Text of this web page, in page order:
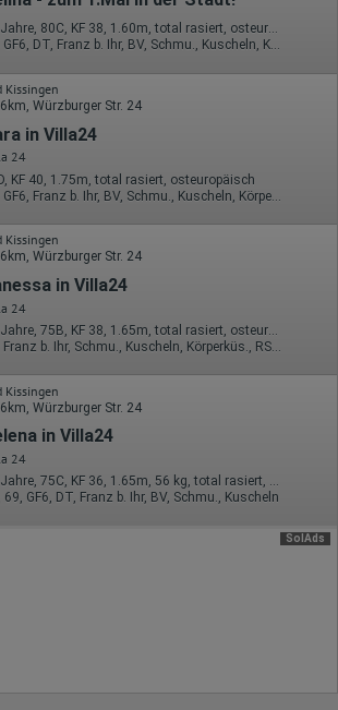
von dem Browser übermittelte IP-Adresse
gespeichert. Dabei können aus den
pseudonyme Nutzungsprofile der Nutzer
Informationen wird Google gegebenenfalls
sofern dies gesetzlich
oder, soweit Dritte diese Daten im Auftrag
Die IP-Adresse der Nutzer wird von
Mitgliedstaaten der Europäischen Union
des Abkommens über den
gekürzt, dies bedeutet, dass alle
werden. Nur in Ausnahmefällen wird die
einen Server von Google in den USA
wird nicht mit anderen Daten von Google
zum Besucherverhalten sind folgende:
Stadt)
verwendeten Add-ons
(Facebook, Suchmaschine oder
wurden heruntergeladen?
angeklickt?
Besucher? Klickte er auf weitere Seiten des
Besucher?
Umfragen und Feedbackfunktionen, die
25 Jahre, 80C, KF 38, 1.60m, total rasiert, osteuropäisch
69, GF6, DT, Franz b. Ihr, BV, Schmu., Kuscheln, Körperküs.
Kissingen
Würzburger Str. 24
in Villa24
24
KF 40, 1.75m, total rasiert, osteuropäisch
Kissingen
Würzburger Str. 24
in Villa24
24
27 Jahre, 75B, KF 38, 1.65m, total rasiert, osteuropäisch
69, Franz b. Ihr, Schmu., Kuscheln, Körperküs., RS, FE
Kissingen
Würzburger Str. 24
in Villa24
24
35 Jahre, 75C, KF 36, 1.65m, 56 kg, total rasiert, osteuropäisch
69, GF6, DT, Franz b. Ihr, BV, Schmu., Kuscheln
SolAds